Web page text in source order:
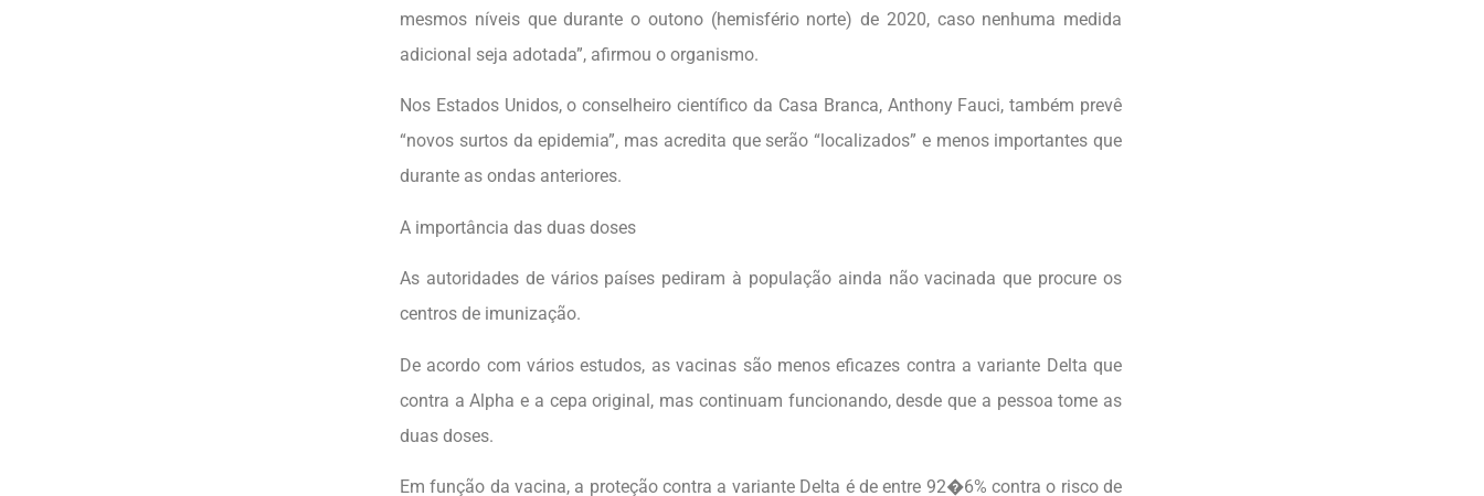
mesmos níveis que durante o outono (hemisfério norte) de 2020, caso nenhuma medida
adicional seja adotada”, afirmou o organismo.
Nos Estados Unidos, o conselheiro científico da Casa Branca, Anthony Fauci, também prevê
“novos surtos da epidemia”, mas acredita que serão “localizados” e menos importantes que
durante as ondas anteriores.
A importância das duas doses
As autoridades de vários países pediram à população ainda não vacinada que procure os
centros de imunização.
De acordo com vários estudos, as vacinas são menos eficazes contra a variante Delta que
contra a Alpha e a cepa original, mas continuam funcionando, desde que a pessoa tome as
duas doses.
Em função da vacina, a proteção contra a variante Delta é de entre 92�6% contra o risco de